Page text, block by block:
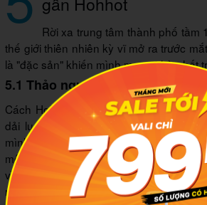
Rời xa trung tâm thành phố tầm
thế giới thiên nhiên kỳ vĩ mở ra trước
là "đặc sản" khiến mình mong chờ nhất
5.1 Thảo nguyên Xilamuren -
Cách Hohhot khoảng 100km,
dải lụa xanh ngút ngàn chạy dài đến
mình đã được trải nghiệm cảm giác
một người du mục thực thụ (tất nhiên
vì mình nhát gan lắm). Cảm giác gió
mặt, xung quanh là đồng cỏ bao la nó tự